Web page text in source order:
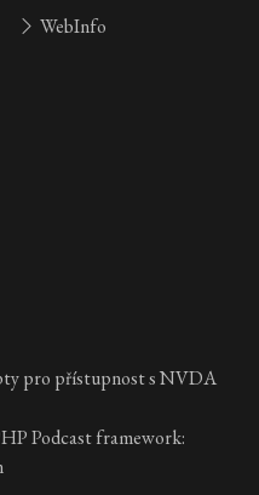
WebInfo
pro přístupnost s NVDA
Podcast framework: